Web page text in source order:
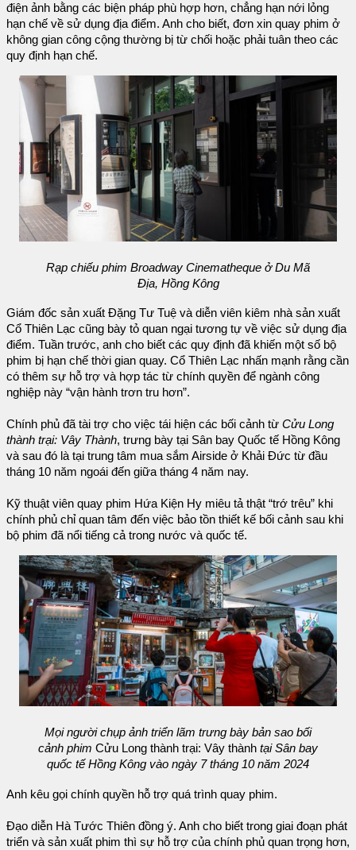
điện ảnh bằng các biện pháp phù hợp hơn, chẳng hạn nới lỏng
hạn chế về sử dụng địa điểm. Anh cho biết, đơn xin quay phim ở
không gian công cộng thường bị từ chối hoặc phải tuân theo các
quy định hạn chế.
Rạp chiếu phim Broadway Cinematheque ở Du Mã
Địa, Hồng Kông
Giám đốc sản xuất Đặng Tư Tuệ và diễn viên kiêm nhà sản xuất
Cổ Thiên Lạc cũng bày tỏ quan ngại tương tự về việc sử dụng địa
điểm. Tuần trước, anh cho biết các quy định đã khiến một số bộ
phim bị hạn chế thời gian quay. Cổ Thiên Lạc nhấn mạnh rằng cần
có thêm sự hỗ trợ và hợp tác từ chính quyền để ngành công
nghiệp này “vận hành trơn tru hơn”.
Chính phủ đã tài trợ cho việc tái hiện các bối cảnh từ Cửu Long
thành trại: Vây Thành, trưng bày tại Sân bay Quốc tế Hồng Kông
và sau đó là tại trung tâm mua sắm Airside ở Khải Đức từ đầu
tháng 10 năm ngoái đến giữa tháng 4 năm nay.
Kỹ thuật viên quay phim Hứa Kiện Hy miêu tả thật “trớ trêu” khi
chính phủ chỉ quan tâm đến việc bảo tồn thiết kế bối cảnh sau khi
bộ phim đã nổi tiếng cả trong nước và quốc tế.
Mọi người chụp ảnh triển lãm trưng bày bản sao bối
cảnh phim Cửu Long thành trại: Vây thành tại Sân bay
quốc tế Hồng Kông vào ngày 7 tháng 10 năm 2024
Anh kêu gọi chính quyền hỗ trợ quá trình quay phim.
Đạo diễn Hà Tước Thiên đồng ý. Anh cho biết trong giai đoạn phát
triển và sản xuất phim thì sự hỗ trợ của chính phủ quan trọng hơn,